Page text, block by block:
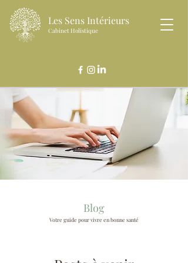
Les Sens Intérieurs
Cabinet Holistique
Blog
Votre guide pour vivre en bonne santé